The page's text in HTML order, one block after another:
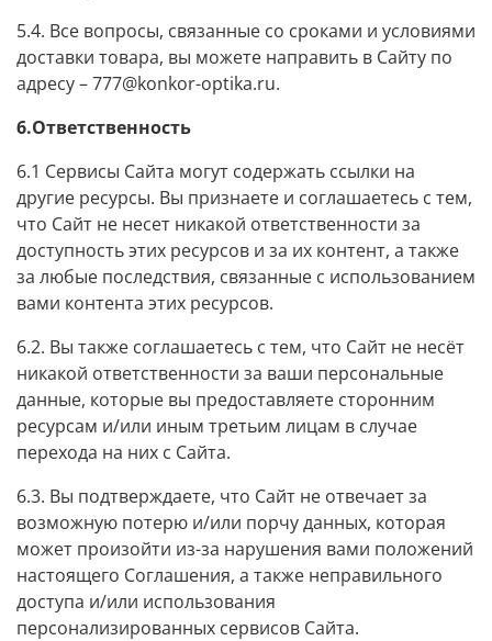
5.4. Все вопросы, связанные со сроками и условиями
доставки товара, вы можете направить в Сайту по
адресу – 777@konkor-optika.ru.
6.Ответственность
6.1 Сервисы Сайта могут содержать ссылки на
другие ресурсы. Вы признаете и соглашаетесь с тем,
что Сайт не несет никакой ответственности за
доступность этих ресурсов и за их контент, а также
за любые последствия, связанные с использованием
вами контента этих ресурсов.
6.2. Вы также соглашаетесь с тем, что Сайт не несёт
никакой ответственности за ваши персональные
данные, которые вы предоставляете сторонним
ресурсам и/или иным третьим лицам в случае
перехода на них с Сайта.
6.3. Вы подтверждаете, что Сайт не отвечает за
возможную потерю и/или порчу данных, которая
может произойти из-за нарушения вами положений
настоящего Соглашения, а также неправильного
доступа и/или использования
персонализированных сервисов Сайта.